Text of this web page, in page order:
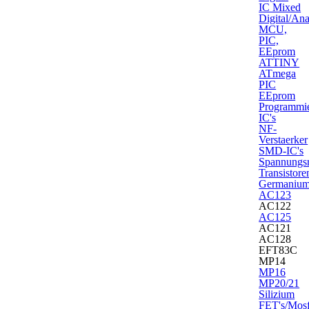
IC Mixed
Digital/
MCU,
PIC,
EEprom
ATTINY
ATmega
PIC
EEprom
IC's
NF-
Verstaerker
SMD-IC's
AC123
AC122
AC125
AC121
AC128
EFT83C
MP14
MP16
MP20/21
Silizium
FET's/